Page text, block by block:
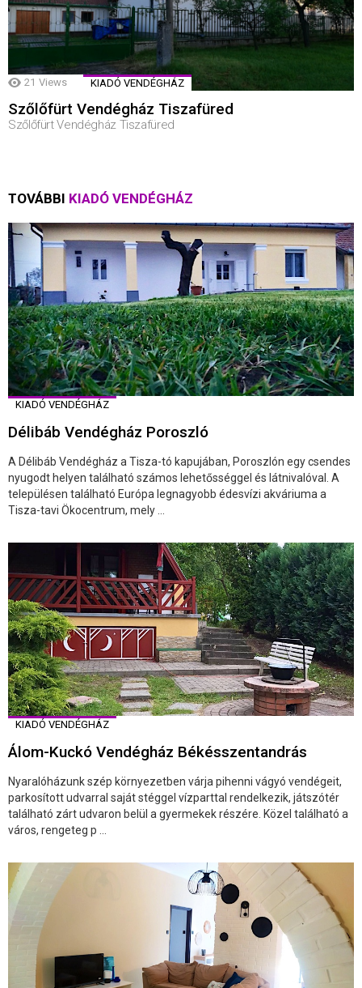
21 Views KIADÓ VENDÉGHÁZ
Szőlőfürt Vendégház Tiszafüred
Szőlőfürt Vendégház Tiszafüred
TOVÁBBI KIADÓ VENDÉGHÁZ
KIADÓ VENDÉGHÁZ
Délibáb Vendégház Poroszló
A Délibáb Vendégház a Tisza-tó kapujában, Poroszlón egy csendes
nyugodt helyen található számos lehetősséggel és látnivalóval. A
településen található Európa legnagyobb édesvízi akváriuma a
Tisza-tavi Ökocentrum, mely ...
KIADÓ VENDÉGHÁZ
Álom-Kuckó Vendégház Békésszentandrás
Nyaralóházunk szép környezetben várja pihenni vágyó vendégeit,
parkosított udvarral saját stéggel vízparttal rendelkezik, játszótér
található zárt udvaron belül a gyermekek részére. Közel található a
város, rengeteg p ...